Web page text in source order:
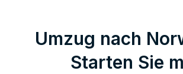
Umzug nach
Starten Sie